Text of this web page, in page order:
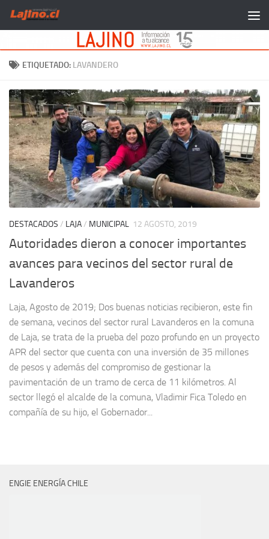
Saltar al contenido
ETIQUETADO: LAVANDERO
DESTACADOS / LAJA/ MUNICIPAL 12 AGOSTO, 2019
Autoridades dieron a conocer importantes
avances para vecinos del sector rural de
Lavanderos
Laja, Agosto de 2019; Dos buenas noticias recibieron, este fin
de semana, vecinos del sector rural Lavanderos en la comuna
de Laja, se trata de la prueba del pozo profundo en un proyecto
APR del sector que cuenta con una inversión de 35 millones
de pesos y además del compromiso de gestionar la
pavimentación de un tramo de cerca de 11 kilómetros. Al
sector llegó el alcalde de la comuna, Vladimir Fica Toledo en
compañía de su hijo, el Gobernador...
ENGIE ENERGÍA CHILE